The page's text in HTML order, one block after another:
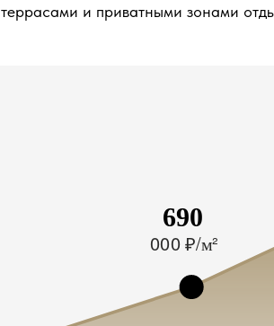
террасами и приватными зонами